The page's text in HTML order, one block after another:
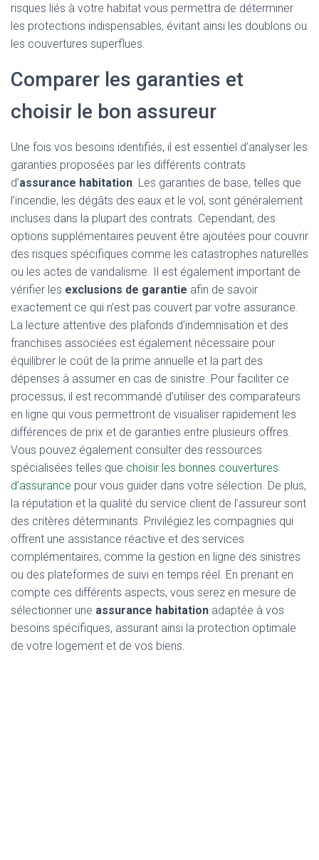
risques liés à votre habitat vous permettra de déterminer
les protections indispensables, évitant ainsi les doublons ou
les couvertures superflues.
Comparer les garanties et
choisir le bon assureur
Une fois vos besoins identifiés, il est essentiel d’analyser les
garanties proposées par les différents contrats
d’assurance habitation. Les garanties de base, telles que
l’incendie, les dégâts des eaux et le vol, sont généralement
incluses dans la plupart des contrats. Cependant, des
options supplémentaires peuvent être ajoutées pour couvrir
des risques spécifiques comme les catastrophes naturelles
ou les actes de vandalisme. Il est également important de
vérifier les exclusions de garantie afin de savoir
exactement ce qui n’est pas couvert par votre assurance.
La lecture attentive des plafonds d’indemnisation et des
franchises associées est également nécessaire pour
équilibrer le coût de la prime annuelle et la part des
dépenses à assumer en cas de sinistre. Pour faciliter ce
processus, il est recommandé d’utiliser des comparateurs
en ligne qui vous permettront de visualiser rapidement les
différences de prix et de garanties entre plusieurs offres.
Vous pouvez également consulter des ressources
spécialisées telles que choisir les bonnes couvertures
d’assurance pour vous guider dans votre sélection. De plus,
la réputation et la qualité du service client de l’assureur sont
des critères déterminants. Privilégiez les compagnies qui
offrent une assistance réactive et des services
complémentaires, comme la gestion en ligne des sinistres
ou des plateformes de suivi en temps réel. En prenant en
compte ces différents aspects, vous serez en mesure de
sélectionner une assurance habitation adaptée à vos
besoins spécifiques, assurant ainsi la protection optimale
de votre logement et de vos biens.